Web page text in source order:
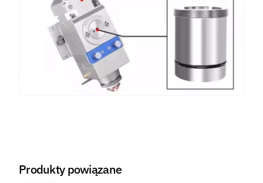
Produkty powiązane